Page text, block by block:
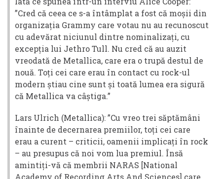
”Cred că ceea ce s-a întâmplat a fost că moșii din
organizația Grammy care votau nu au recunoscut
cu adevărat niciunul dintre nominalizați, cu
excepția lui Jethro Tull. Nu cred că au auzit
vreodată de Metallica, care era o trupă destul de
nouă. Toți cei care erau în contact cu rock-ul
modern știau cine sunt și toată lumea era sigură
că Metallica va câștiga.”
Lars Ulrich (Metallica): ”Cu vreo trei săptămâni
înainte de decernarea premiilor, toți cei care
erau a curent – criticii, oamenii implicați în rock
– au presupus că noi vom lua premiul. Însă
amintiți-vă că membrii NARAS [National
Academy of Recording Arts And Sciences] care